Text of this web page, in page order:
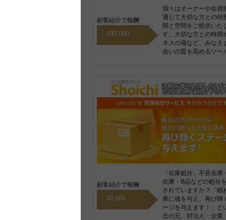
我々はオーナーや会員
通じて大切な方との特
間と空間をご提供いた
す。大切な方との時間
ネスの場など、みなさ
会いの質を高めるツー
\ 600,000
顧客紹介で報酬
「在庫処分」不良在庫
在庫・B品などの処分
されていますか？「眠
庫に魂を与え、再び輝
ージを与えます！」と
念の元、対法人・企業
\ 30,000
顧客紹介で報酬